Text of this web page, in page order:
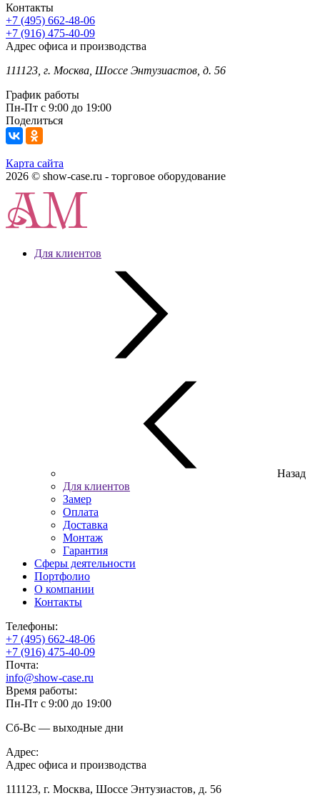
Контакты
+7 (495) 662-48-06
+7 (916) 475-40-09
Адрес офиса и производства
111123, г. Москва, Шоссе Энтузиастов, д. 56
График работы
Пн-Пт с 9:00 до 19:00
Поделиться
Карта сайта
2026 © show-case.ru - торговое оборудование
Для клиентов
Назад
Для клиентов
Замер
Оплата
Доставка
Монтаж
Гарантия
Сферы деятельности
Портфолио
О компании
Контакты
Телефоны:
+7 (495) 662-48-06
+7 (916) 475-40-09
Почта:
info@show-case.ru
Время работы:
Пн-Пт с 9:00 до 19:00
Сб-Вс — выходные дни
Адрес:
Адрес офиса и производства
111123, г. Москва, Шоссе Энтузиастов, д. 56